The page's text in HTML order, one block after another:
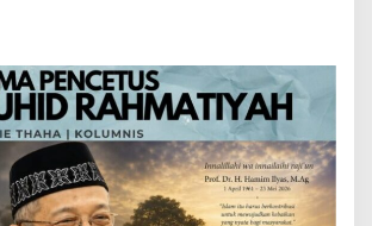
c
e
t
u
s
T
a
u